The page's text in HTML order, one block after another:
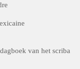
van het scriba